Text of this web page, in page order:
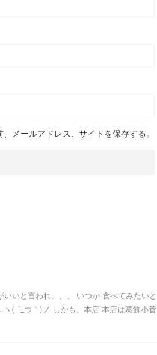
メールアドレス、サイトを保存する。
いと言われ、、、 いつか 食べてみたいと
( ´_つ｀)ノ しかも、本店 本店は葛飾小菅